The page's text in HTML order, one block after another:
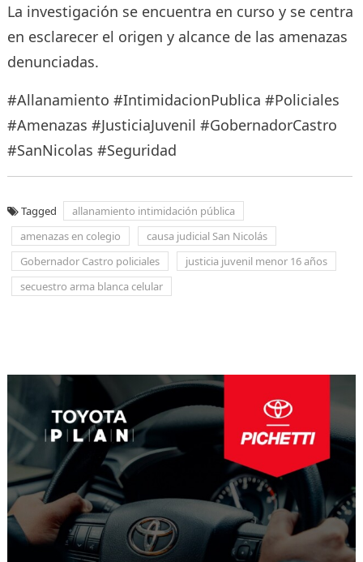
La investigación se encuentra en curso y se centra
en esclarecer el origen y alcance de las amenazas
denunciadas.
#Allanamiento #IntimidacionPublica #Policiales
#Amenazas #JusticiaJuvenil #GobernadorCastro
#SanNicolas #Seguridad
Tagged
allanamiento intimidación pública
amenazas en colegio
causa judicial San Nicolás
Gobernador Castro policiales
justicia juvenil menor 16 años
secuestro arma blanca celular
entradas